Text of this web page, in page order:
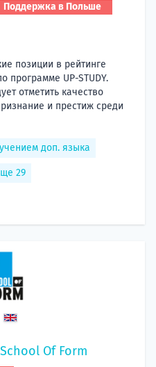
Поддержка в Польше
позиции в рейтинге
программе UP-STUDY.
отметить качество
и престиж среди
доп. языка
29
Of Form